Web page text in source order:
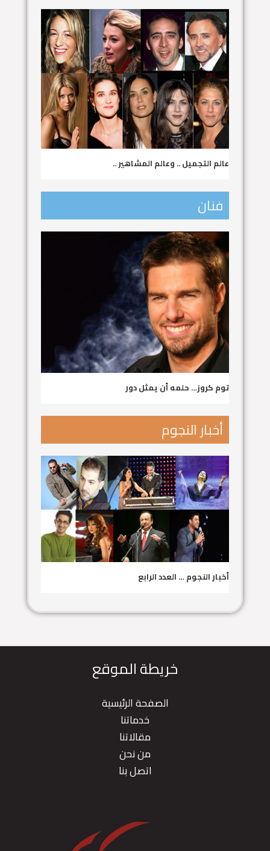
عالم التجميل .. وعالم المشاهير ..
فنان
توم كروز… حلمه أن يمثل دور
أخبار النجوم
أخبار النجوم … العدد الرابع
خريطة الموقع
الصفحة الرئيسية
خدماتنا
مقالاتنا
من نحن
اتصل بنا